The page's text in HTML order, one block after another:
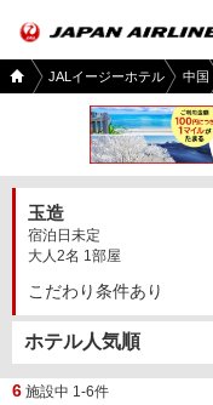
国内
ツア
JALイージーホテル 中国
玉造
宿泊日未定
大人2名 1部屋
こだわり条件あり
6 施設中 1-6件